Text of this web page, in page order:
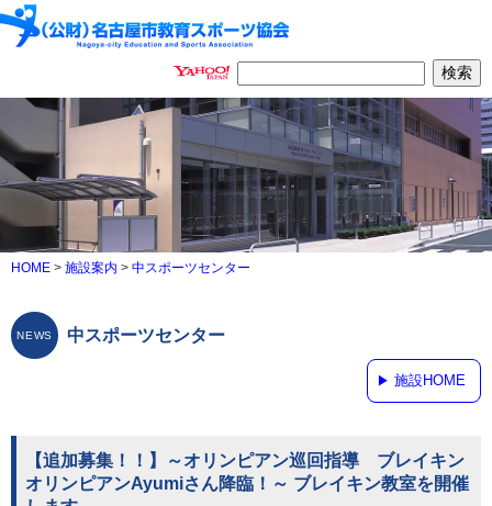
HOME > 施設案内 > 中スポーツセンター
中スポーツセンター
施設HOME
【追加募集！！】～オリンピアン巡回指導 ブレイキン
オリンピアンAyumiさん降臨！～ ブレイキン教室を開催